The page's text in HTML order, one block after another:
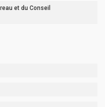
et du Conseil